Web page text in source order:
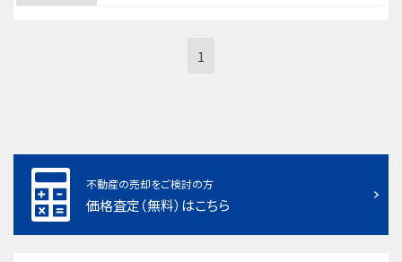
1
不動産の売却をご検討の方
価格査定（無料）はこちら